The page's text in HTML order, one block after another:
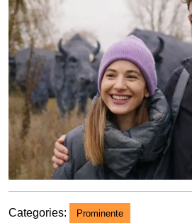
Categories: Prominente